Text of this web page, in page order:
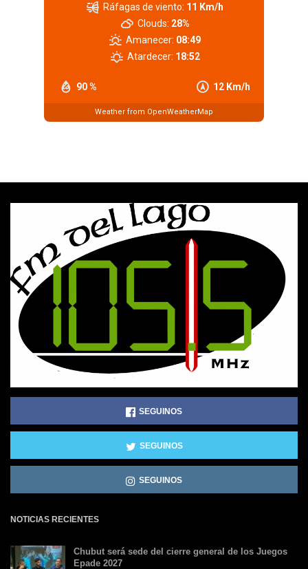
90 % 12 Km/h
Ráfagas de viento: 11 Km/h
Clouds: 28%
Amanecer: 08:49
Atardecer: 18:52
Weather from OpenWeatherMap
SEGUINOS
SEGUINOS
SEGUINOS
NOTICIAS RECIENTES
Chubut será sede del cierre general de los Juegos
Epade 2027